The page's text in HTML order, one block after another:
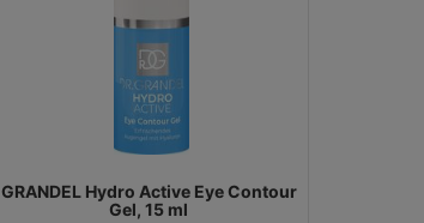
GRANDEL Hydro Active Eye Contour
Gel, 15 ml